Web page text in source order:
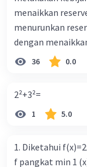
menaikkan
menurunkan
dengan
dengan
Ekspansif dengan
ceteris paribus
bentuk kurva
mana bentuk
uang) naik dari
36 0.0
2²+3²=
1 5.0
1. Diketahui
f pangkat min 1